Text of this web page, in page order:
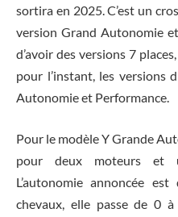
sortira en 2025. C’est un
version Grand Autonomie
d’avoir des versions 7
pour l’instant, les versions
Autonomie et Performance.
Pour le modèle Y Grande
pour deux moteurs et
L’autonomie annoncée
chevaux, elle passe de 0